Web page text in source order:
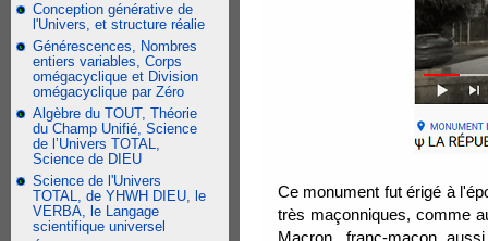
Conception générative de
l'Univers, et structure réalie
Générescences, Nombres
entiers variables, Corps
omégacyclique et Division
omégacyclique par Zéro
Algèbre du TOUT, Théorie
du Champ Unifié, Science
de l’Univers TOTAL,
Science de DIEU
Science de l'Univers
TOTAL, de YHWH DIEU, le
VERBA, le Langage
scientifique universel
Ce monument fut érigé à
très maçonniques, comme
Macron, franc-maçon